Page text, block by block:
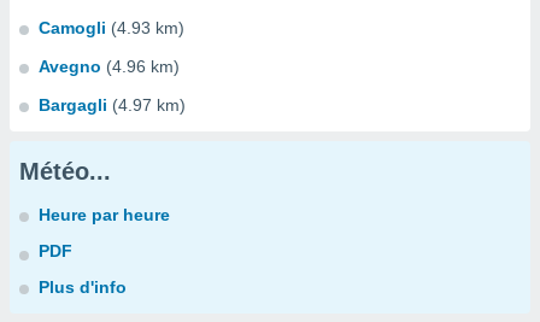
Camogli (4.93 km)
Avegno (4.96 km)
Bargagli (4.97 km)
Météo...
Heure par heure
PDF
Plus d'info